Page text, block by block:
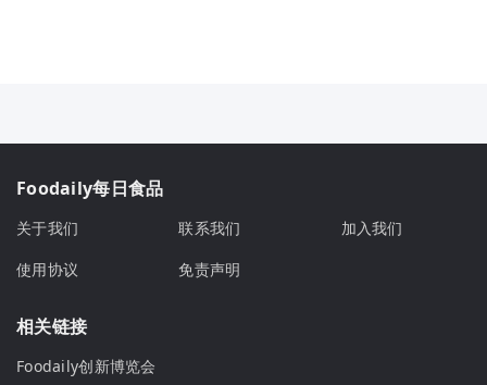
Foodaily每日食品
关于我们 联系我们
加入我们
使用协议
免责声明
相关链接
Foodaily创新博览会